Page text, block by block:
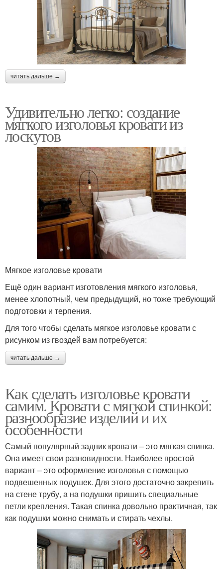
читать дальше →
Удивительно легко: создание
мягкого изголовья кровати из
лоскутов
Мягкое изголовье кровати
Ещё один вариант изготовления мягкого изголовья,
менее хлопотный, чем предыдущий, но тоже требующий
подготовки и терпения.
Для того чтобы сделать мягкое изголовье кровати с
рисунком из гвоздей вам потребуется:
читать дальше →
Как сделать изголовье кровати
самим. Кровати с мягкой спинкой:
разнообразие изделий и их
особенности
Самый популярный задник кровати – это мягкая спинка.
Она имеет свои разновидности. Наиболее простой
вариант – это оформление изголовья с помощью
подвешенных подушек. Для этого достаточно закрепить
на стене трубу, а на подушки пришить специальные
петли крепления. Такая спинка довольно практичная, так
как подушки можно снимать и стирать чехлы.